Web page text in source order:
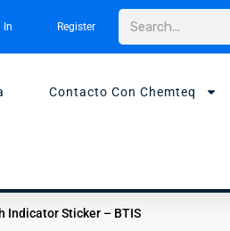
In Register Buscar
Contacto Con Chemteq
Indicator Sticker – BTIS